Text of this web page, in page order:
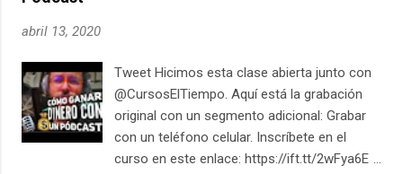
abril 13, 2020
Tweet Hicimos esta clase abierta junto con
@CursosElTiempo. Aquí está la grabación
original con un segmento adicional: Grabar
con un teléfono celular. Inscríbete en el
curso en este enlace: https://ift.tt/2wFya6E